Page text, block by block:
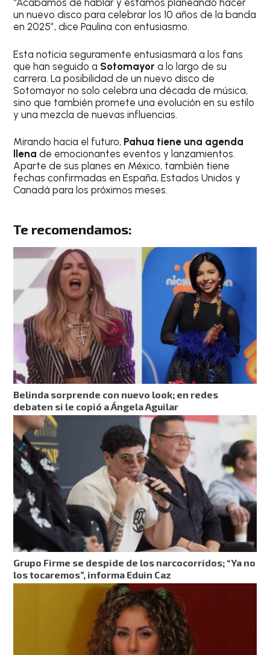
“Acabamos de hablar y estamos planeando hacer
un nuevo disco para celebrar los 10 años de la banda
en 2025”, dice Paulina con entusiasmo.
Esta noticia seguramente entusiasmará a los fans
que han seguido a Sotomayor a lo largo de su
carrera. La posibilidad de un nuevo disco de
Sotomayor no solo celebra una década de música,
sino que también promete una evolución en su estilo
y una mezcla de nuevas influencias.
Mirando hacia el futuro, Pahua tiene una agenda
llenade emocionantes eventos y lanzamientos.
Aparte de sus planes en México, también tiene
fechas confirmadas en España, Estados Unidos y
Canadá para los próximos meses.
Te recomendamos:
Belinda sorprende con nuevo look; en redes
debaten si le copió a Ángela Aguilar
Grupo Firme se despide de los narcocorridos; “Ya no
los tocaremos”, informa Eduin Caz